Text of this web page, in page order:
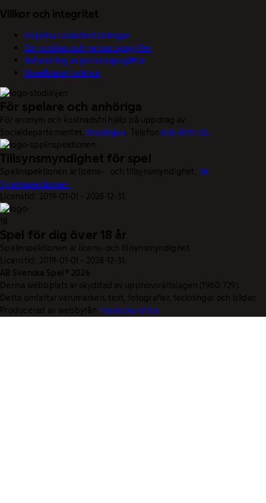
Villkor och integritet
Välj dina cookieinställningar
Om cookies och personuppgifter
Behandling av personuppgifter
Visselblåsarfunktion
För spelare och anhöriga
För anonym och kostnadsfri hjälp på uppdrag av
Socialdepartementet. Stödlinjen. Telefon020-81 91 00.
Tillsynsmyndighet för spel
Spelinspektionen är licens- och tillsynsmyndighet.Till
Spelinspektionen.
Licenstid: 2019-01-01 - 2028-12-31.
Spel för dig över 18 år
Spelinspektionen är licens- och tillsynsmyndighet.
Licenstid: 2019-01-01 - 2028-12-31.
AB Svenska Spel © 2026
Denna webbplats är skyddad av upphovsrättslagen (1960:729).
Detta omfattar varumärken, text, fotografier, teckningar och bilder.
Producerad av webbyrånThe Generation